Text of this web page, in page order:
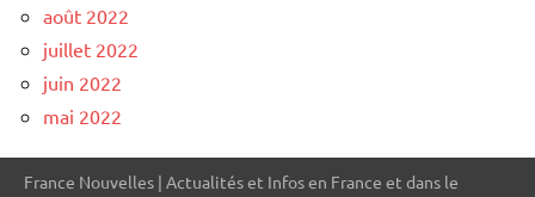
août 2022
juillet 2022
juin 2022
mai 2022
France Nouvelles | Actualités et Infos en France et dans le